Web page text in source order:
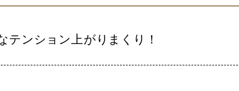
テンション上がりまくり！